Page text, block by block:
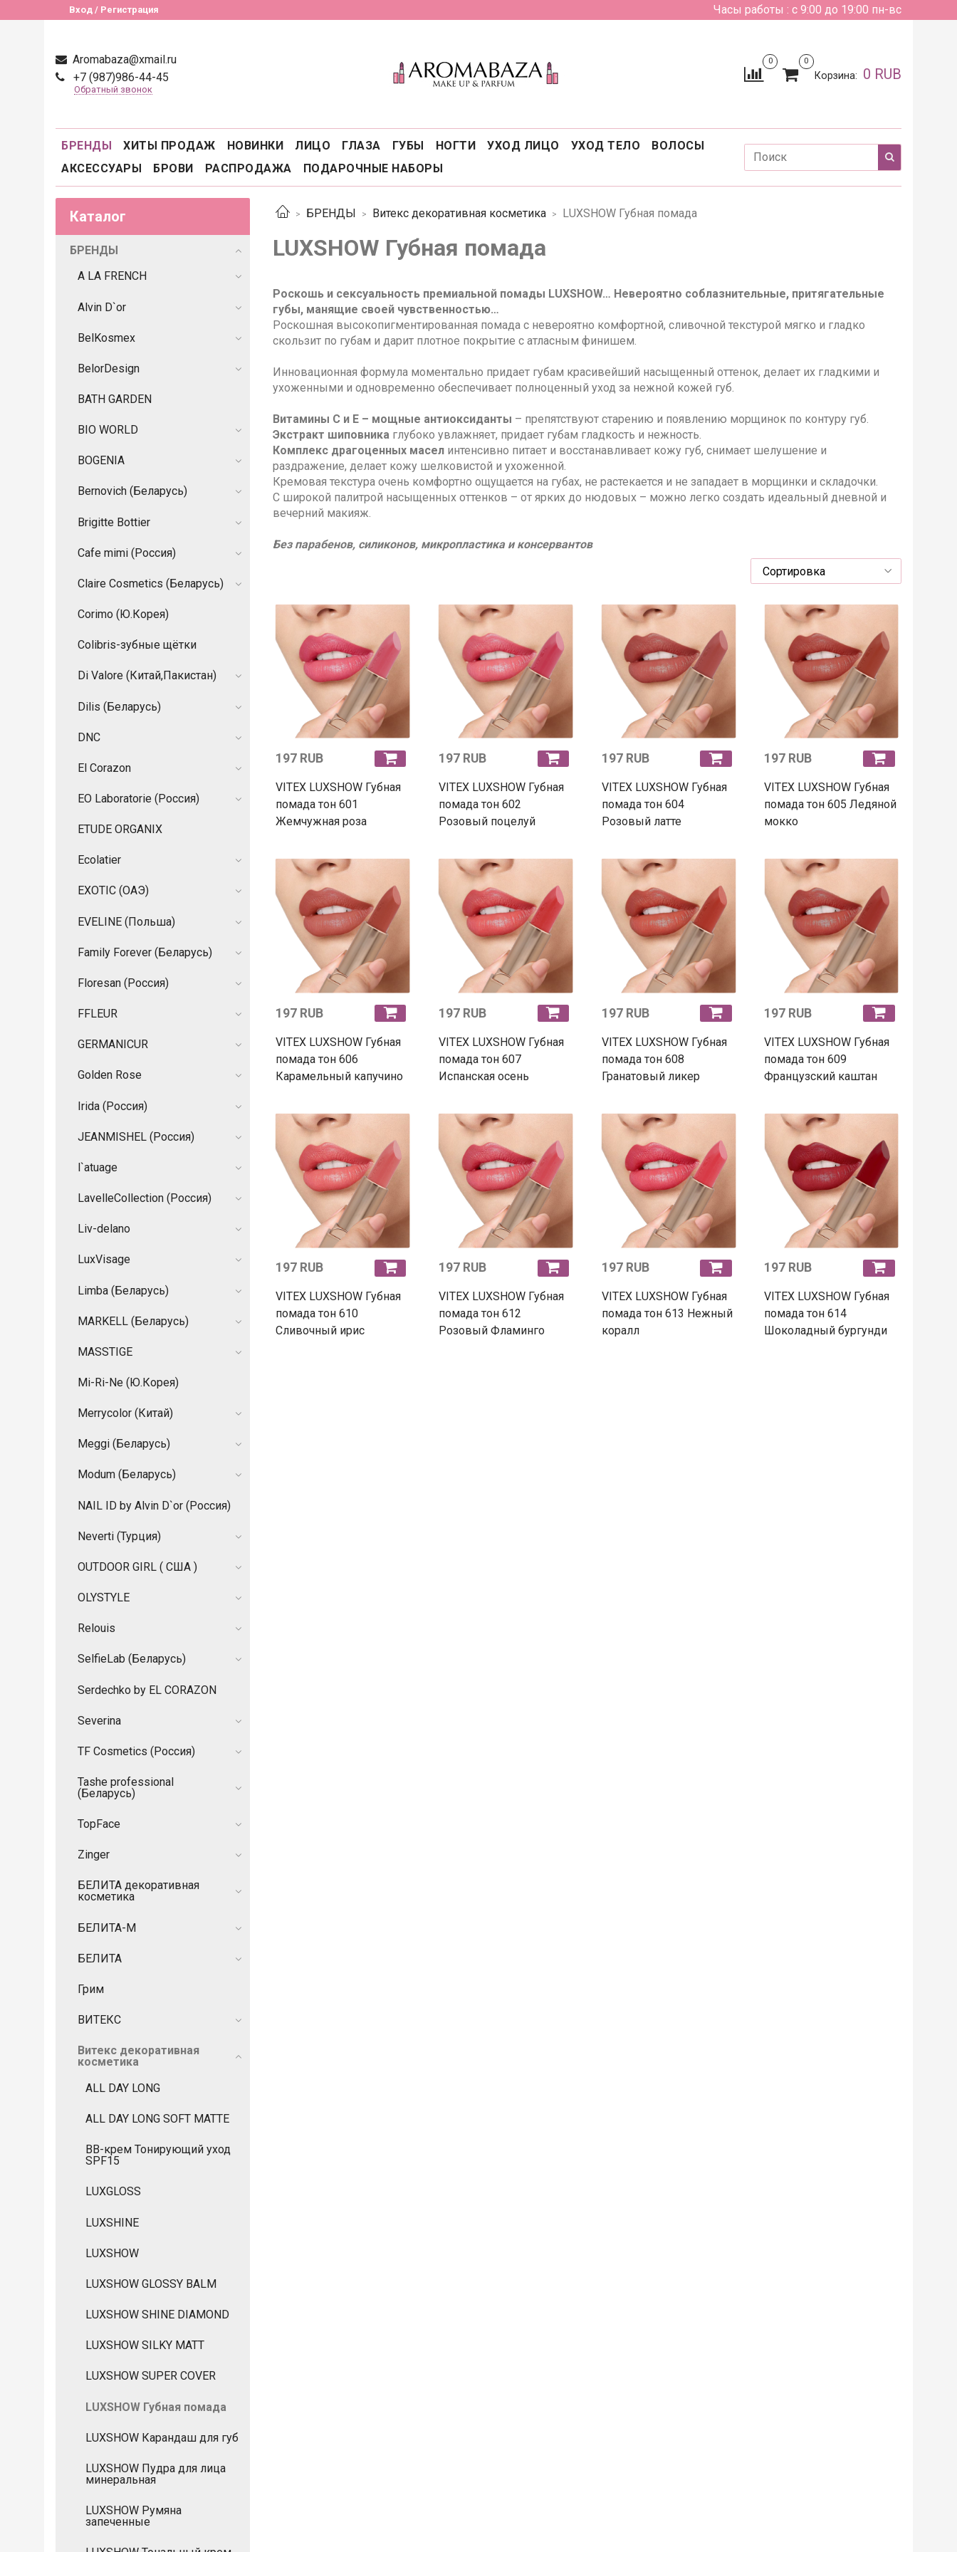
Вход / Регистрация Часы работы : с 9:00 до 19:00 пн-вс
Aromabaza@xmail.ru
+7 (987)986-44-45
Обратный звонок
0 0
Корзина: 0 RUB
БРЕНДЫ ХИТЫ ПРОДАЖ НОВИНКИ ЛИЦО ГЛАЗА ГУБЫ НОГТИ УХОД ЛИЦО УХОД ТЕЛО
ВОЛОСЫ
АКСЕССУАРЫ
БРОВИ РАСПРОДАЖА ПОДАРОЧНЫЕ НАБОРЫ
БРЕНДЫ Витекс декоративная косметика LUXSHOW Губная помада
LUXSHOW Губная помада
Роскошь и сексуальность премиальной помады LUXSHOW… Невероятно соблазнительные, притягательные
губы, манящие своей чувственностью…
Роскошная высокопигментированная помада с невероятно комфортной, сливочной текстурой мягко и гладко
скользит по губам и дарит плотное покрытие с атласным финишем.
Инновационная формула моментально придает губам красивейший насыщенный оттенок, делает их гладкими и
ухоженными и одновременно обеспечивает полноценный уход за нежной кожей губ.
Витамины С и Е – мощные антиоксиданты – препятствуют старению и появлению морщинок по контуру губ.
Экстракт шиповника глубоко увлажняет, придает губам гладкость и нежность.
Комплекс драгоценных масел интенсивно питает и восстанавливает кожу губ, снимает шелушение и
раздражение, делает кожу шелковистой и ухоженной.
Кремовая текстура очень комфортно ощущается на губах, не растекается и не западает в морщинки и складочки.
С широкой палитрой насыщенных оттенков – от ярких до нюдовых – можно легко создать идеальный дневной и
вечерний макияж.
Без парабенов, силиконов, микропластика и консервантов
197 RUB
VITEX LUXSHOW Губная
помада тон 601
Жемчужная роза
197 RUB
VITEX LUXSHOW Губная
помада тон 602
Розовый поцелуй
197 RUB
VITEX LUXSHOW Губная
помада тон 604
Розовый латте
197 RUB
VITEX LUXSHOW Губная
помада тон 605 Ледяной
мокко
197 RUB
VITEX LUXSHOW Губная
помада тон 606
Карамельный капучино
197 RUB
VITEX LUXSHOW Губная
помада тон 607
Испанская осень
197 RUB
VITEX LUXSHOW Губная
помада тон 608
Гранатовый ликер
197 RUB
VITEX LUXSHOW Губная
помада тон 609
Французский каштан
197 RUB
VITEX LUXSHOW Губная
помада тон 610
Сливочный ирис
197 RUB
VITEX LUXSHOW Губная
помада тон 612
Розовый Фламинго
197 RUB
VITEX LUXSHOW Губная
помада тон 613 Нежный
коралл
197 RUB
VITEX LUXSHOW Губная
помада тон 614
Шоколадный бургунди
Каталог
БРЕНДЫ
A LA FRENCH
Alvin D`or
BelKosmex
BelorDesign
BATH GARDEN
BIO WORLD
BOGENIA
Bernovich (Беларусь)
Brigitte Bottier
Cafe mimi (Россия)
Claire Cosmetics (Беларусь)
Corimo (Ю.Корея)
Colibris-зубные щётки
Di Valore (Китай,Пакистан)
Dilis (Беларусь)
DNC
El Corazon
EO Laboratorie (Россия)
ETUDE ORGANIX
Ecolatier
EXOTIC (ОАЭ)
EVELINE (Польша)
Family Forever (Беларусь)
Floresan (Россия)
FFLEUR
GERMANIСUR
Golden Rose
Irida (Россия)
JEANMISHEL (Россия)
l`atuage
LavelleCollection (Россия)
Liv-delano
LuxVisage
Limba (Беларусь)
MARKELL (Беларусь)
MASSTIGE
Mi-Ri-Ne (Ю.Корея)
Merrycolor (Китай)
Meggi (Беларусь)
Modum (Беларусь)
NAIL ID by Alvin D`or (Россия)
Neverti (Турция)
OUTDOOR GIRL ( США )
OLYSTYLE
Relouis
SelfieLab (Беларусь)
Serdechko by EL CORAZON
Severina
TF Cosmetics (Россия)
Tashe professional
(Беларусь)
TopFace
Zinger
БЕЛИТА декоративная
косметика
БЕЛИТА-М
БЕЛИТА
Грим
ВИТЕКС
Витекс декоративная
косметика
ALL DAY LONG
ALL DAY LONG SOFT MATTE
BB-крем Тонирующий уход
SPF15
LUXGLOSS
LUXSHINE
LUXSHOW
LUXSHOW GLOSSY BALM
LUXSHOW SHINE DIAMOND
LUXSHOW SILKY MATT
LUXSHOW SUPER COVER
LUXSHOW Губная помада
LUXSHOW Карандаш для губ
LUXSHOW Пудра для лица
минеральная
LUXSHOW Румяна
запеченные